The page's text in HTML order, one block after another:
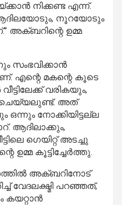
നിക്കണ്ട എന്ന്.
നൂറയോടും
അക്ബറിന്റെ ഉമ്മ
സംഭവിക്കാൻ
എന്റെ മകന്റെ കൂടെ
വരികയും,
ചെയ്യലുണ്ട്. അത്
നോക്കിയിട്ടല്ല
ആദിലാക്കും,
ഗെയിറ്റ് അടച്ചു
ഉമ്മ കൂട്ടിച്ചേർത്തു.
അക്ബറിനോട്
വേദലക്ഷ്മി പറഞ്ഞത്,
കയറ്റാൻ